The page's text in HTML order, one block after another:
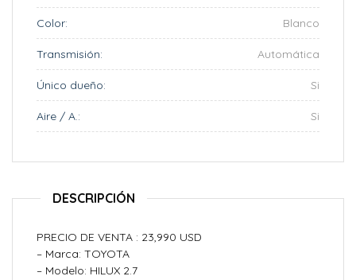
Color: Blanco
Transmisión: Automática
Único dueño: Si
Aire / A.: Si
DESCRIPCIÓN
PRECIO DE VENTA : 23,990 USD
– Marca: TOYOTA
– Modelo: HILUX 2.7